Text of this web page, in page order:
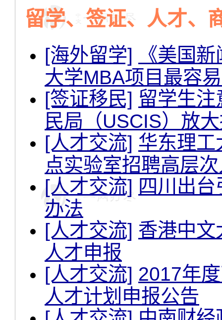
留学、签证、人才、
[海外留学] 《美国
大学MBA项目最容
[签证移民] 留学生
民局（USCIS）放
[人才交流] 华东理
点实验室招聘高层
[人才交流] 四川出台
办法
[人才交流] 香港中文
人才申报
[人才交流] 2017年
人才计划申报公告